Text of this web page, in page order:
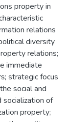
property in
relations
diversity
relations;
immediate
strategic focus
social and
socialization of
property;